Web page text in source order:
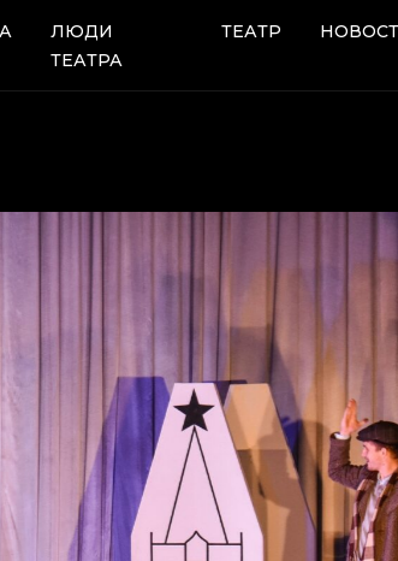
ЛЮДИ
ТЕАТРА
ТЕАТР